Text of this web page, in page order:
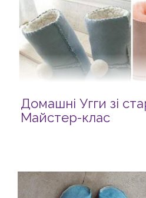
Домашні Угги зі
Майстер-клас